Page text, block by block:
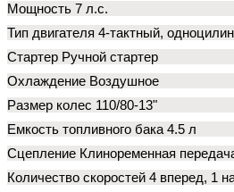
Мощность 7 л.с.
Тип двигателя 4-тактный,
Стартер Ручной стартер
Охлаждение Воздушное
Размер колес 110/80-13"
Емкость топливного бака 4.5 л
Сцепление Клиноременная
Количество скоростей 4 вперед, 1